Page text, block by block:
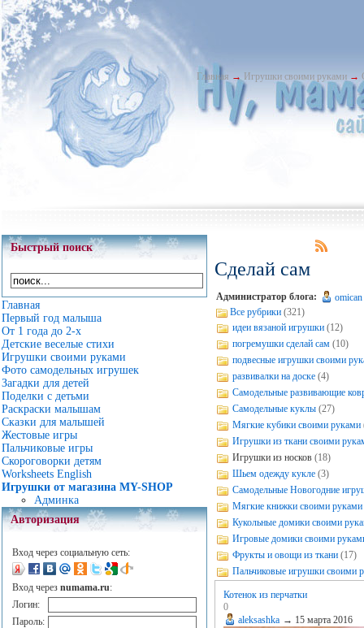
Главная → Игрушки своими руками →
Быстрый поиск
Главная
Первый год малыша
От 1 года до 2-х
Детские веселые стихи
Игрушки своими руками
Фото самодельных игрушек
Загадки для детей
Поделки с детьми
Раскраски малышам
Сказки для малышей
Жестовые игры
Пальчиковые игры
Скороговорки детям
Worksheets English
Игрушки от магазина MY-SHOP
Админка
Авторизация
Вход через социальную сеть:
Вход через numama.ru:
Логин:
Пароль:
Сделай сам
Администратор блога:
omican
Все рубрики (321)
идеи вязаной игрушки (12)
погремушки сделай сам (10)
подвесные игрушки своими
развивалки на доске (4)
Самодельные развивающие
Самодельные куклы (27)
Мягкие кубики своими руками
Игрушки из ткани своими
Игрушки из носков(18)
Шьем одежду кукле (3)
Самодельные Новогодние
Мягкие книжки своими руками
Кукольные домики своими
Игровые домики своими
Фрукты и овощи из ткани (17)
Пальчиковые игрушки своими
Котенок из перчатки
0
aleksashka → 15 марта 2016